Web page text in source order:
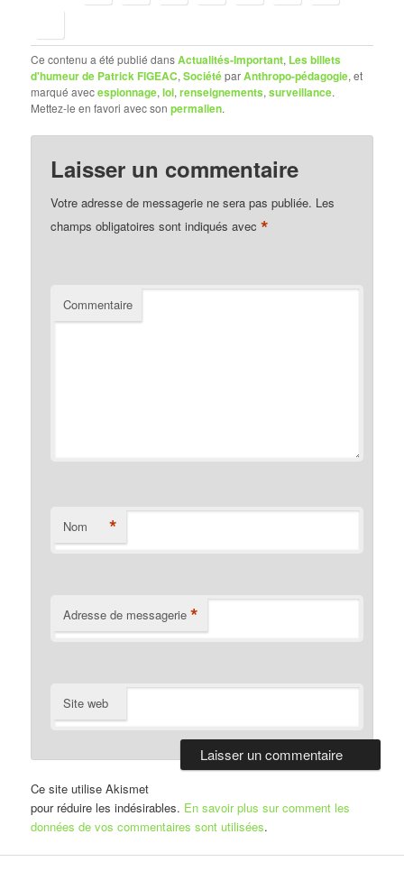
Ce contenu a été publié dansActualités-Important, Les billets
d'humeur de Patrick FIGEAC,SociétéparAnthropo-pédagogie, et
marqué avecespionnage,loi,renseignements,surveillance.
Mettez-le en favori avec sonpermalien.
Laisser un commentaire
Votre adresse de messagerie ne sera pas publiée. Les
champs obligatoires sont indiqués avec*
Commentaire
Nom *
Adresse de messagerie *
Site web
Ce site utilise Akismet
pour réduire les indésirables. En savoir plus sur comment les
données de vos commentaires sont utilisées.